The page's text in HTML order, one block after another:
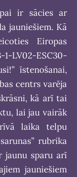
ir sācies ar
jauniešiem. Kā
Eiropas
LV02-ESC30-
īstenošanai,
centrs varēja
kā arī tai
lai jau vairāk
laika telpu
rubrika
jaunu sparu arī
jauniešiem